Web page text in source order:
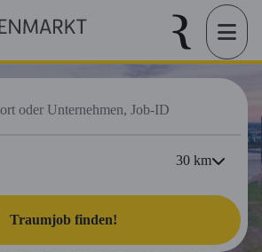
30 km
Traumjob finden!